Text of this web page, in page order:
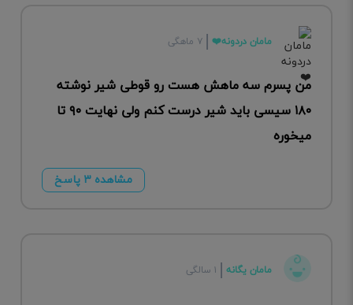
مامان دردونه❤️ ۷ ماهگی
من پسرم سه ماهش هست رو قوطی شیر نوشته
۱۸۰ سیسی باید شیر درست کنم ولی نهایت ۹۰ تا
میخوره
مشاهده ۳ پاسخ
مامان یگانه ۱ سالگی